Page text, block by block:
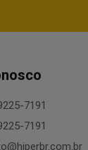
7191
7191